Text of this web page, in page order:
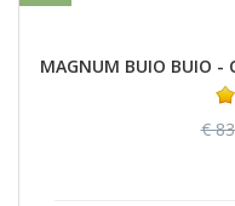
MAGNUM BUIO BUIO
€